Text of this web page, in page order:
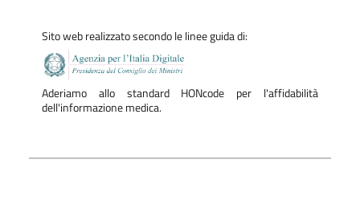
Sito web realizzato secondo le linee guida di:
Aderiamo allo standard HONcode per l'affidabilità
dell'informazione medica.